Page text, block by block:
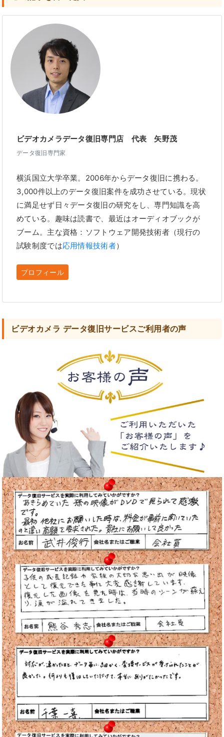
ビデオカメラデータ復旧専門店 代表 矢野茂
データ復旧専門家
横浜国立大学卒業。2006年からデータ復旧に携わる。
3,000件以上のデータ復旧案件を成功させている。現状
に満足せず日々データ復旧の研究をし、専門知識を高
めている。趣味は読書で、最近はオーディオブックが
ブーム。主な資格：ソフトウェア開発技術者（現行の
試験制度では応用情報技術者）
プロフィール
ビデオカメラ データ復旧サービスご利用者の声